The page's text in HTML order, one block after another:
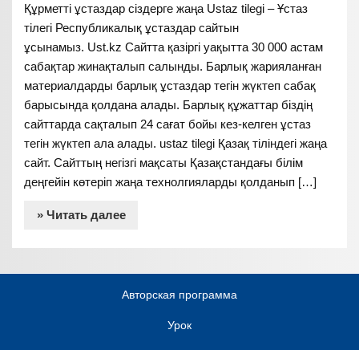
Құрметті ұстаздар сіздерге жаңа Ustaz tilegi – Ұстаз
тілегі Республикалық ұстаздар сайтын
ұсынамыз. Ust.kz Сайтта қазіргі уақытта 30 000 астам
сабақтар жинақталып салынды. Барлық жарияланған
материалдарды барлық ұстаздар тегін жүктеп сабақ
барысында қолдана алады. Барлық құжаттар біздің
сайттарда сақталып 24 сағат бойы кез-келген ұстаз
тегін жүктеп ала алады. ustaz tilegi Қазақ тіліндегі жаңа
сайт. Сайттың негізгі мақсаты Қазақстандағы білім
деңгейін көтеріп жаңа технолгияларды қолданып […]
» Читать далее
Авторская программа
Урок